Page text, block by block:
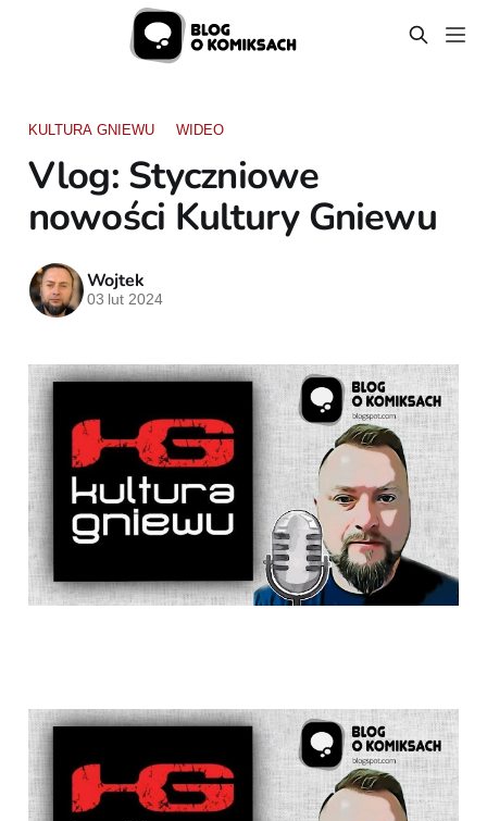
KULTURA GNIEWU WIDEO
Vlog: Styczniowe
nowości Kultury Gniewu
Wojtek
03 lut 2024